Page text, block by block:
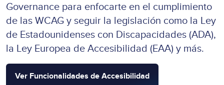
Governance para enfocarte en el cumplimiento
de las WCAG y seguir la legislación como la Ley
de Estadounidenses con Discapacidades (ADA),
la Ley Europea de Accesibilidad (EAA) y más.
Ver Funcionalidades de Accesibilidad